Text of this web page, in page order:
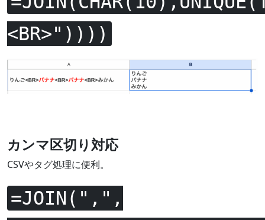
<BR>"))))
カンマ区切り対応
CSVやタグ処理に便利。
=JOIN(",",